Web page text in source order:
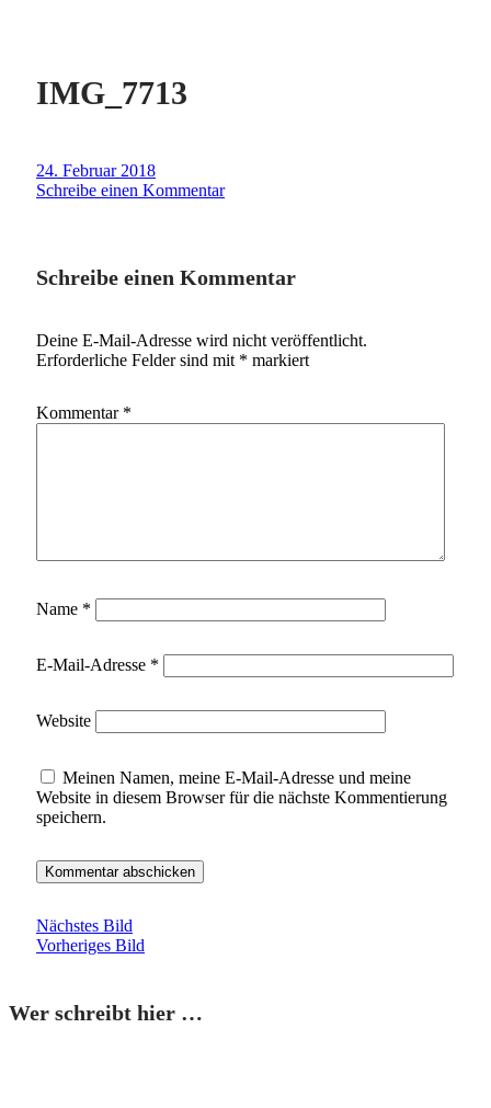
IMG_7713
24. Februar 2018
Schreibe einen Kommentar
Schreibe einen Kommentar
Deine E-Mail-Adresse wird nicht veröffentlicht.
Erforderliche Felder sind mit * markiert
Kommentar *
Name *
E-Mail-Adresse *
Website
Meinen Namen, meine E-Mail-Adresse und meine
Website in diesem Browser für die nächste Kommentierung
speichern.
Nächstes Bild
Vorheriges Bild
Wer schreibt hier …